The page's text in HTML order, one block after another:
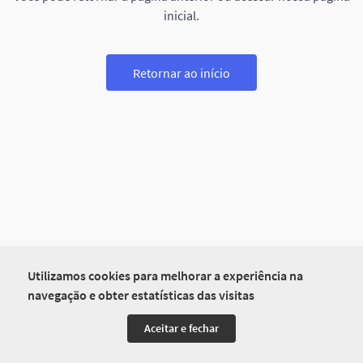
Utilizamos cookies para melhorar a experiência na
navegação e obter estatísticas das visitas
Aceitar e fechar
inicial.
Retornar ao início